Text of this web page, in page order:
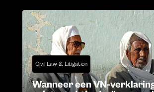
Civil Law & Litigation
Wanneer een VN-